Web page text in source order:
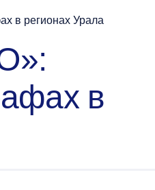
в регионах Урала
в